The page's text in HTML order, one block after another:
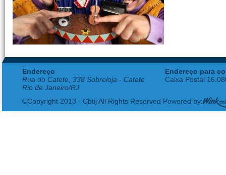
Endereço
Rua do Catete, 338 Sobreloja - Catete
Rio de Janeiro/RJ
Endereço para
Caixa Postal
©Copyright 2013 - Cbtij All Rights Reserved Powered by: